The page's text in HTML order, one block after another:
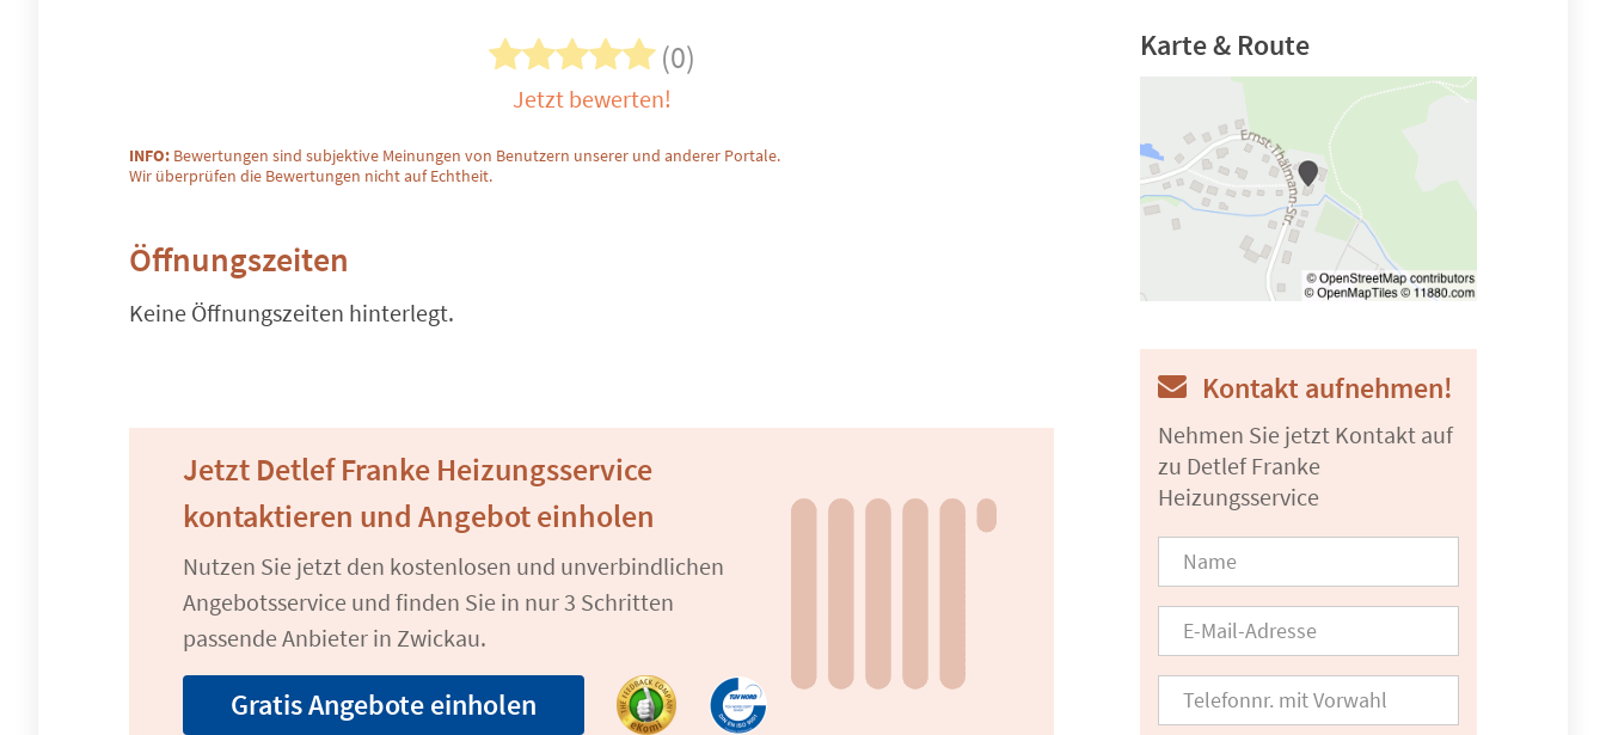
(0)
Jetzt bewerten!
INFO: Bewertungen sind subjektive Meinungen von Benutzern unserer und anderer Portale.
Wir überprüfen die Bewertungen nicht auf Echtheit.
Öffnungszeiten
Keine Öffnungszeiten hinterlegt.
Jetzt Detlef Franke Heizungsservice
kontaktieren und Angebot einholen
Nutzen Sie jetzt den kostenlosen und unverbindlichen
Angebotsservice und finden Sie in nur 3 Schritten
passende Anbieter in Zwickau.
Gratis Angebote einholen
Karte & Route
Kontakt aufnehmen!
Nehmen Sie jetzt Kontakt auf
zu Detlef Franke
Heizungsservice